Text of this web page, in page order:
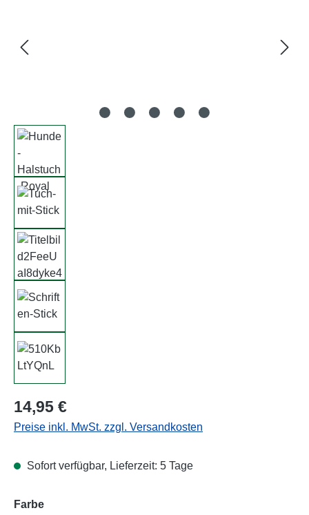
Regulärer Preis:
14,95 €
Preise inkl. MwSt. zzgl. Versandkosten
Sofort verfügbar, Lieferzeit: 5 Tage
Farbeauswählen